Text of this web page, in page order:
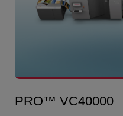
PRO™ VC40000